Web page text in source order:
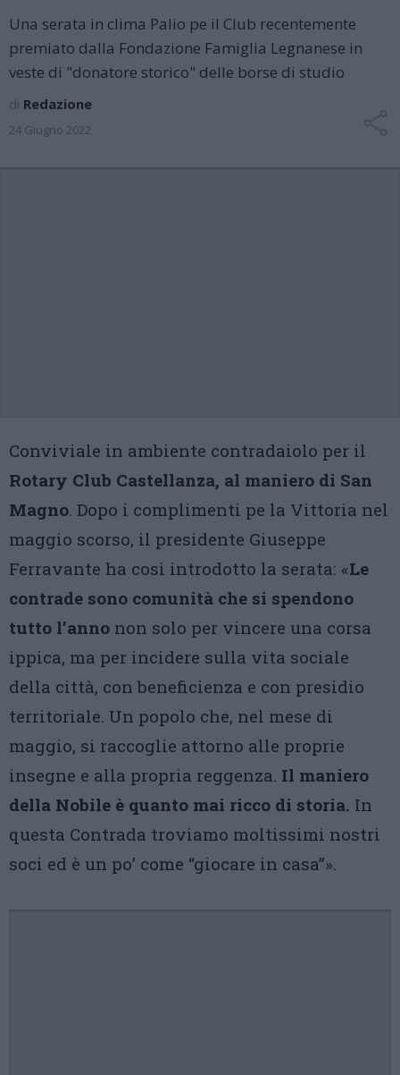
Una serata in clima Palio pe il Club recentemente
premiato dalla Fondazione Famiglia Legnanese in
veste di "donatore storico" delle borse di studio
di Redazione
24 Giugno 2022
Conviviale in ambiente contradaiolo per il
Rotary Club Castellanza, al maniero di San
Magno. Dopo i complimenti pe la Vittoria nel
maggio scorso, il presidente Giuseppe
Ferravante ha così introdotto la serata: «Le
contrade sono comunità che si spendono
tutto l’anno non solo per vincere una corsa
ippica, ma per incidere sulla vita sociale
della città, con beneficienza e con presidio
territoriale. Un popolo che, nel mese di
maggio, si raccoglie attorno alle proprie
insegne e alla propria reggenza. Il maniero
della Nobile è quanto mai ricco di storia. In
questa Contrada troviamo moltissimi nostri
soci ed è un po’ come “giocare in casa”».